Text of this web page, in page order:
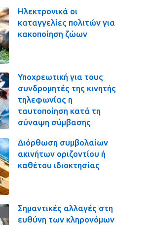
Ηλεκτρονικά οι
καταγγελίες πολιτών για
κακοποίηση ζώων
Υποχρεωτική για τους
συνδρομητές της κινητής
τηλεφωνίας η
ταυτοποίηση κατά τη
σύναψη σύμβασης
Διόρθωση συμβολαίων
ακινήτων οριζοντίου ή
καθέτου ιδιοκτησίας
Σημαντικές αλλαγές στη
ευθύνη των κληρονόμων